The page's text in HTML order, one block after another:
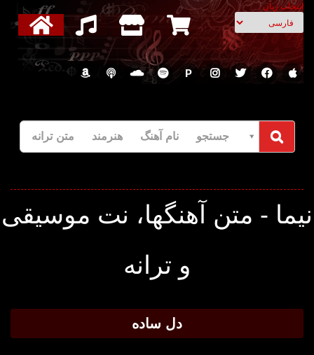
انتخاب زبان
P
جستجو نام آهنگ هنرمند متن ترانه
- متن آهنگها، نت موسیقی
و ترانه
دل ساده